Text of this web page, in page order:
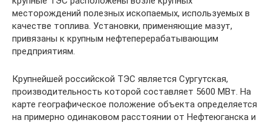
месторождений полезных ископаемых, используемых в
качестве топлива. Установки, применяющие мазут,
привязаны к крупным нефтеперерабатывающим
предприятиям.
Крупнейшей российской ТЭС является Сургутская,
производительность которой составляет 5600 МВт. На
карте географическое положение объекта определяется
на примерно одинаковом расстоянии от Нефтеюганска и